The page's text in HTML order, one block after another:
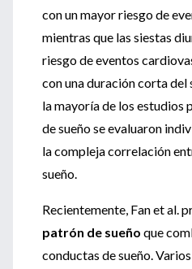
con un mayor riesgo de
mientras que las siestas
riesgo de eventos
con una duración corta del
la mayoría de los estudios
de sueño se evaluaron
la compleja correlación
sueño.
Recientemente, Fan et al.
patrón de sueño que
conductas de sueño.